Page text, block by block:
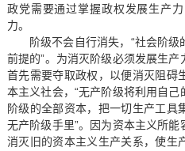
政党需要通过掌握政权发展生产
力。
阶级不会自行消失，“社会阶
前提的”。为消灭阶级必须发展生
首先需要夺取政权，以便消灭阻碍
本主义社会，“无产阶级将利用自
阶级的全部资本，把一切生产工具
无产阶级手里”。因为资本主义所
消灭旧的资本主义生产关系，使生